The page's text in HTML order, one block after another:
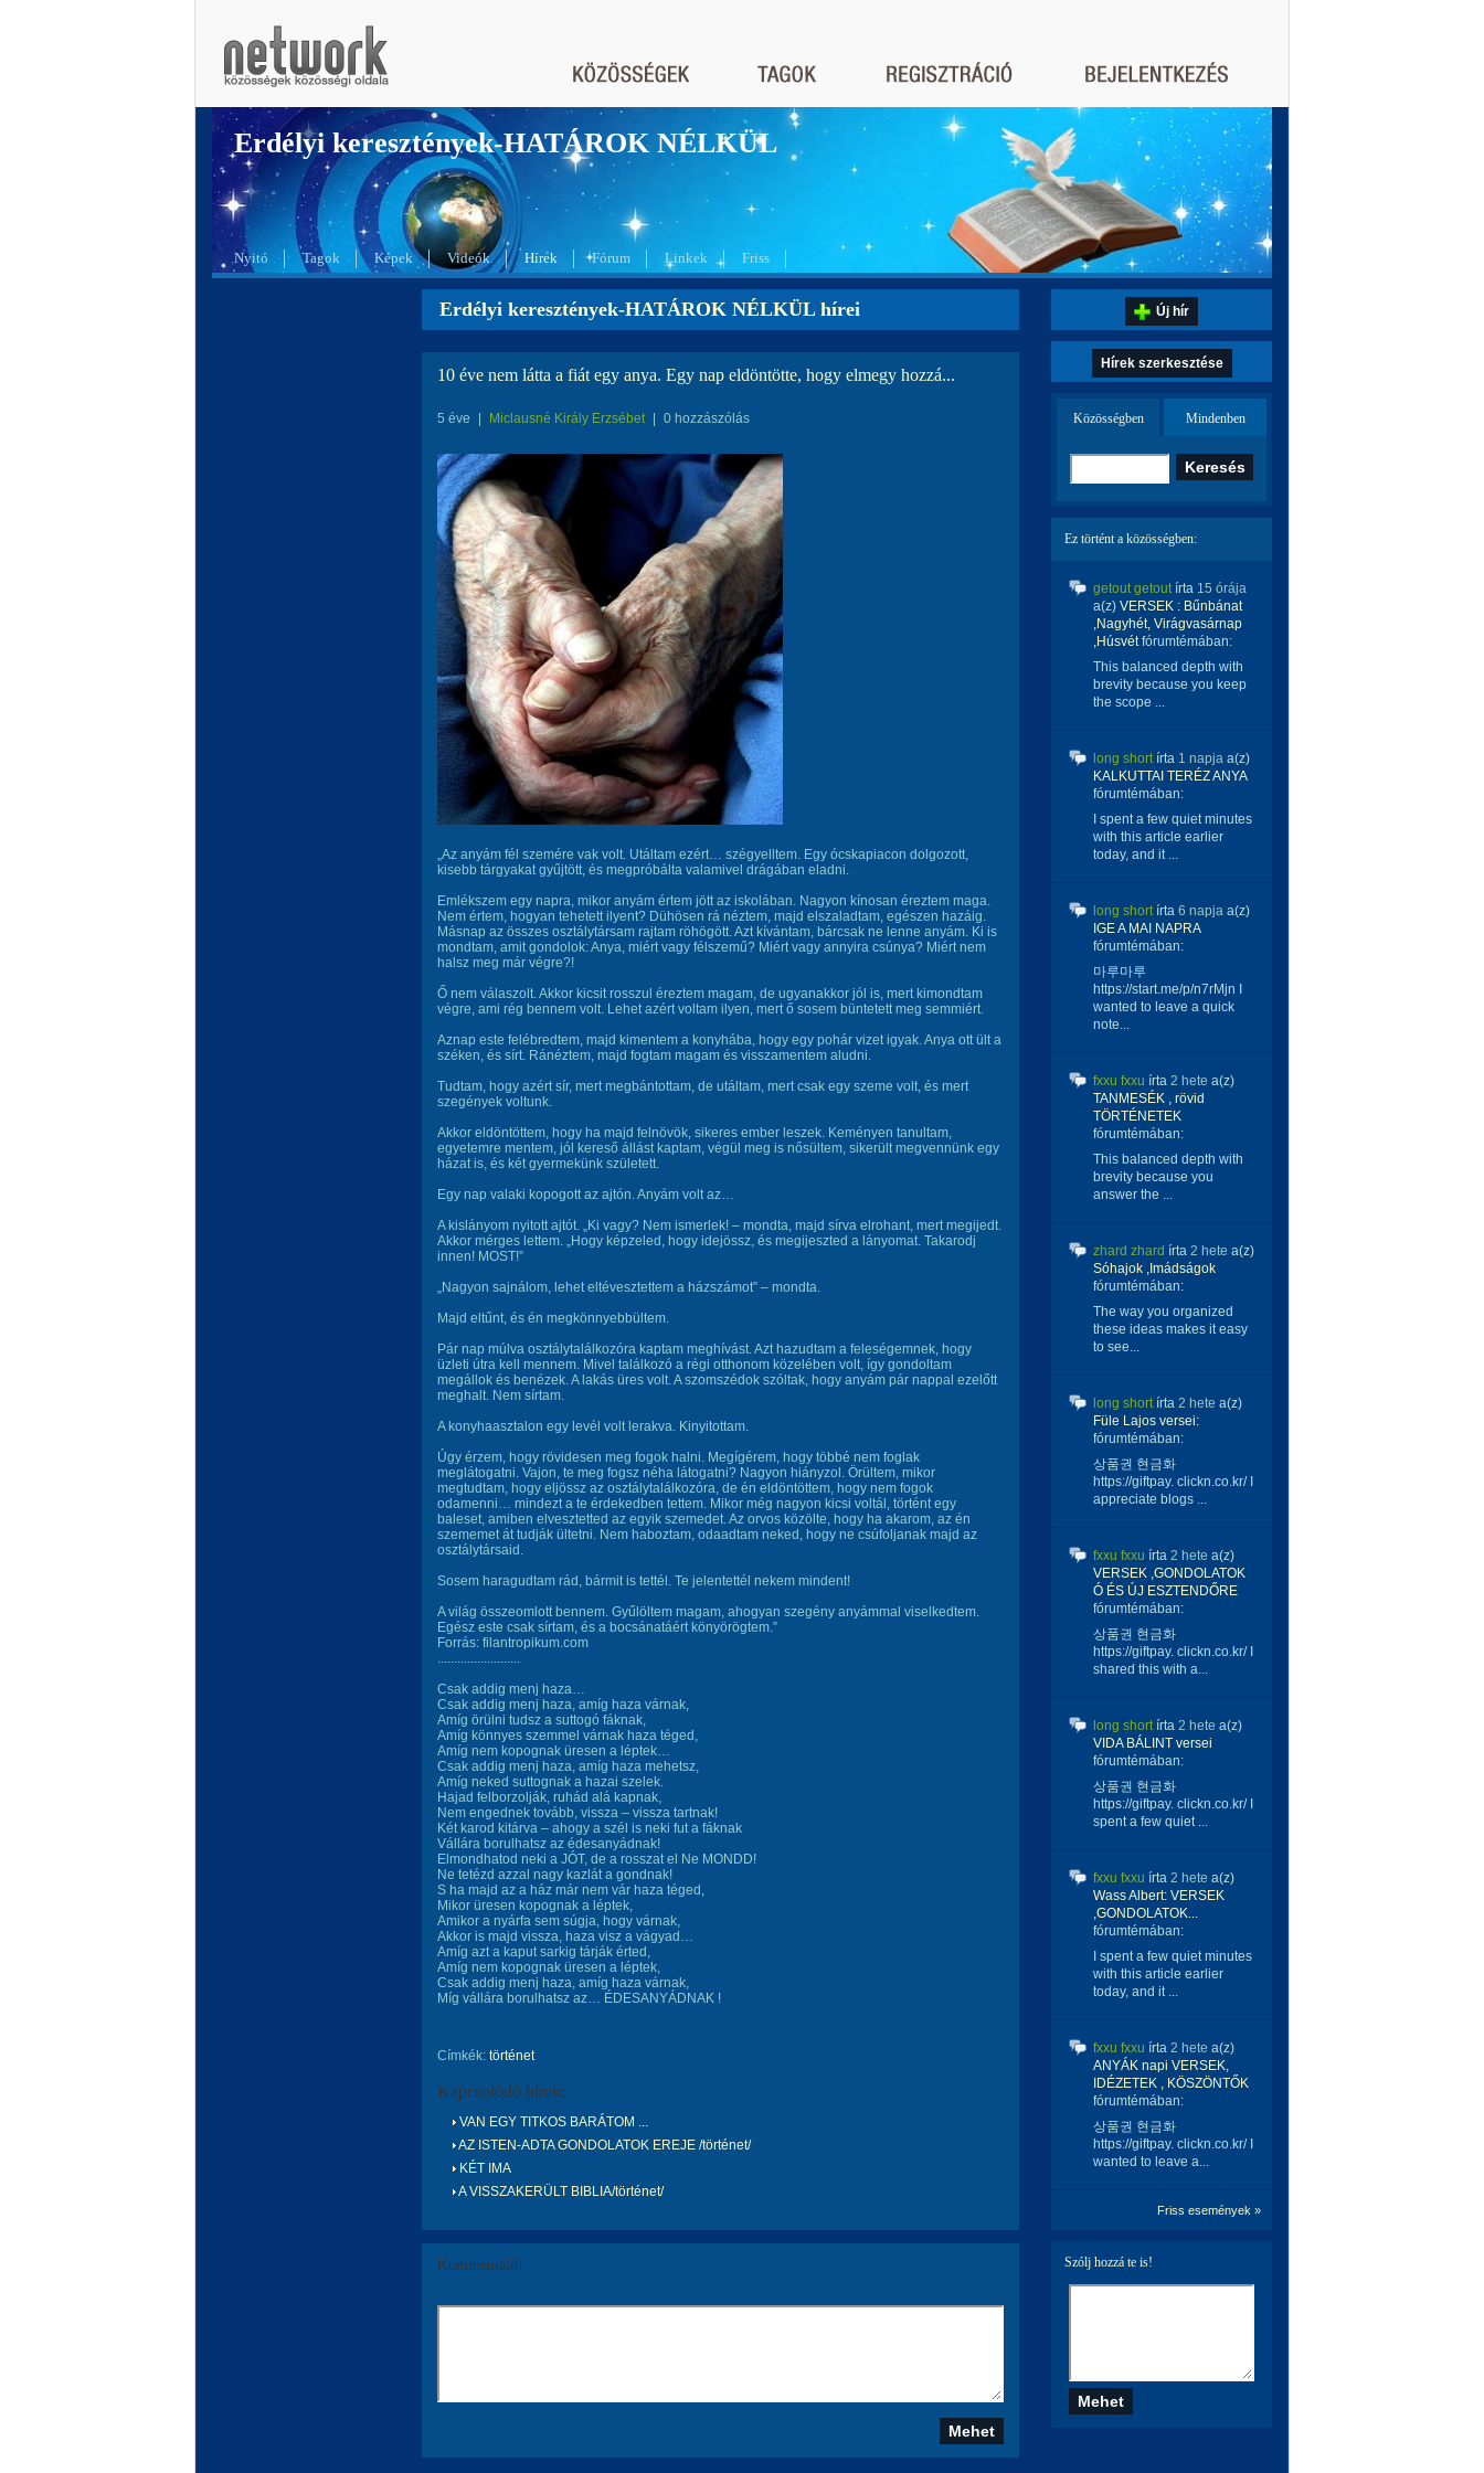
Erdélyi keresztények-HATÁROK NÉLKÜL
Nyitó Tagok Képek Videók Hírek Fórum Linkek Friss
Erdélyi keresztények-HATÁROK NÉLKÜL hírei
10 éve nem látta a fiát egy anya. Egy nap eldöntötte, hogy elmegy hozzá...
5 éve Miclausné Király Erzsébet 0 hozzászólás
„Az anyám fél szemére vak volt. Utáltam ezért… szégyelltem. Egy ócskapiacon dolgozott,
kisebb tárgyakat gyűjtött, és megpróbálta valamivel drágában eladni.
Emlékszem egy napra, mikor anyám értem jött az iskolában. Nagyon kínosan éreztem maga.
Nem értem, hogyan tehetett ilyent? Dühösen rá néztem, majd elszaladtam, egészen hazáig.
Másnap az összes osztálytársam rajtam röhögött. Azt kívántam, bárcsak ne lenne anyám. Ki is
mondtam, amit gondolok: Anya, miért vagy félszemű? Miért vagy annyira csúnya? Miért nem
halsz meg már végre?!
Ő nem válaszolt. Akkor kicsit rosszul éreztem magam, de ugyanakkor jól is, mert kimondtam
végre, ami rég bennem volt. Lehet azért voltam ilyen, mert ő sosem büntetett meg semmiért.
Aznap este felébredtem, majd kimentem a konyhába, hogy egy pohár vizet igyak. Anya ott ült a
széken, és sírt. Ránéztem, majd fogtam magam és visszamentem aludni.
Tudtam, hogy azért sír, mert megbántottam, de utáltam, mert csak egy szeme volt, és mert
szegények voltunk.
Akkor eldöntöttem, hogy ha majd felnövök, sikeres ember leszek. Keményen tanultam,
egyetemre mentem, jól kereső állást kaptam, végül meg is nősültem, sikerült megvennünk egy
házat is, és két gyermekünk született.
Egy nap valaki kopogott az ajtón. Anyám volt az…
A kislányom nyitott ajtót. „Ki vagy? Nem ismerlek! – mondta, majd sírva elrohant, mert megijedt.
Akkor mérges lettem. „Hogy képzeled, hogy idejössz, és megijeszted a lányomat. Takarodj
innen! MOST!”
„Nagyon sajnálom, lehet eltévesztettem a házszámot” – mondta.
Majd eltűnt, és én megkönnyebbültem.
Pár nap múlva osztálytalálkozóra kaptam meghívást. Azt hazudtam a feleségemnek, hogy
üzleti útra kell mennem. Mivel találkozó a régi otthonom közelében volt, így gondoltam
megállok és benézek. A lakás üres volt. A szomszédok szóltak, hogy anyám pár nappal ezelőtt
meghalt. Nem sírtam.
A konyhaasztalon egy levél volt lerakva. Kinyitottam.
Úgy érzem, hogy rövidesen meg fogok halni. Megígérem, hogy többé nem foglak
meglátogatni. Vajon, te meg fogsz néha látogatni? Nagyon hiányzol. Örültem, mikor
megtudtam, hogy eljössz az osztálytalálkozóra, de én eldöntöttem, hogy nem fogok
odamenni… mindezt a te érdekedben tettem. Mikor még nagyon kicsi voltál, történt egy
baleset, amiben elvesztetted az egyik szemedet. Az orvos közölte, hogy ha akarom, az én
szememet át tudják ültetni. Nem haboztam, odaadtam neked, hogy ne csúfoljanak majd az
osztálytársaid.
Sosem haragudtam rád, bármit is tettél. Te jelentettél nekem mindent!
A világ összeomlott bennem. Gyűlöltem magam, ahogyan szegény anyámmal viselkedtem.
Egész este csak sírtam, és a bocsánatáért könyörögtem.”
Forrás: filantropikum.com
.........................
Csak addig menj haza…
Csak addig menj haza, amíg haza várnak,
Amíg örülni tudsz a suttogó fáknak,
Amíg könnyes szemmel várnak haza téged,
Amíg nem kopognak üresen a léptek…
Csak addig menj haza, amíg haza mehetsz,
Amíg neked suttognak a hazai szelek.
Hajad felborzolják, ruhád alá kapnak,
Nem engednek tovább, vissza – vissza tartnak!
Két karod kitárva – ahogy a szél is neki fut a fáknak
Vállára borulhatsz az édesanyádnak!
Elmondhatod neki a JÓT, de a rosszat el Ne MONDD!
Ne tetézd azzal nagy kazlát a gondnak!
S ha majd az a ház már nem vár haza téged,
Mikor üresen kopognak a léptek,
Amikor a nyárfa sem súgja, hogy várnak,
Akkor is majd vissza, haza visz a vágyad…
Amíg azt a kaput sarkig tárják érted,
Amíg nem kopognak üresen a léptek,
Csak addig menj haza, amíg haza várnak,
Míg vállára borulhatsz az… ÉDESANYÁDNAK !
Címkék: történet
Kapcsolódó hírek:
VAN EGY TITKOS BARÁTOM ...
AZ ISTEN-ADTA GONDOLATOK EREJE /történet/
KÉT IMA
A VISSZAKERÜLT BIBLIA/történet/
Kommentáld!
Új hír
Hírek szerkesztése
Közösségben Mindenben
Ez történt a közösségben:
getout getoutírta 15 órája
a(z) VERSEK : Bűnbánat
,Nagyhét, Virágvasárnap
,Húsvétfórumtémában:
This balanced depth with
brevity because you keep
the scope ...
long shortírta 1 napja a(z)
KALKUTTAI TERÉZ ANYA
fórumtémában:
I spent a few quiet minutes
with this article earlier
today, and it ...
long shortírta 6 napja a(z)
IGE A MAI NAPRA
fórumtémában:
마루마루
https://start.me/p/n7rMjn I
wanted to leave a quick
note...
fxxu fxxu írta 2 hete a(z)
TANMESÉK , rövid
TÖRTÉNETEK
fórumtémában:
This balanced depth with
brevity because you
answer the ...
zhard zhard írta 2 hete a(z)
Sóhajok ,Imádságok
fórumtémában:
The way you organized
these ideas makes it easy
to see...
long shortírta 2 hete a(z)
Füle Lajos versei:
fórumtémában:
상품권 현금화
https://giftpay. clickn.co.kr/ I
appreciate blogs ...
fxxu fxxu írta 2 hete a(z)
VERSEK ,GONDOLATOK
Ó ÉS ÚJ ESZTENDŐRE
fórumtémában:
상품권 현금화
https://giftpay. clickn.co.kr/ I
shared this with a...
long shortírta 2 hete a(z)
VIDA BÁLINT versei
fórumtémában:
상품권 현금화
https://giftpay. clickn.co.kr/ I
spent a few quiet ...
fxxu fxxu írta 2 hete a(z)
Wass Albert: VERSEK
,GONDOLATOK...
fórumtémában:
I spent a few quiet minutes
with this article earlier
today, and it ...
fxxu fxxu írta 2 hete a(z)
ANYÁK napi VERSEK,
IDÉZETEK , KÖSZÖNTŐK
fórumtémában:
상품권 현금화
https://giftpay. clickn.co.kr/ I
wanted to leave a...
Friss események »
Szólj hozzá te is!